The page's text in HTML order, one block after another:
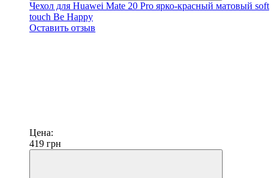
Чехол для Huawei Mate 20 Pro ярко-красный матовый soft
touch Be Happy
Оставить отзыв
Цена:
419 грн